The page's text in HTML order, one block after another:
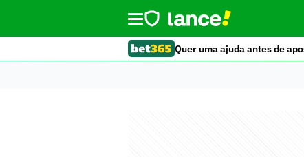
Quer uma ajuda antes de